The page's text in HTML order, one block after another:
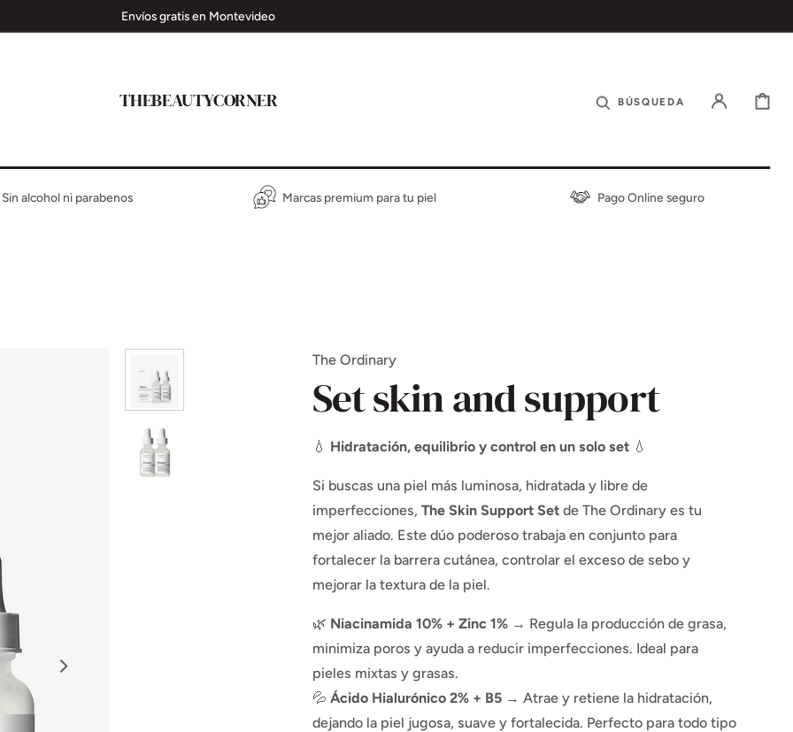
Envíos gratis en Montevideo
THEBEAUTYCORNER BÚSQUEDA CARRITO
Sin alcohol ni parabenos Marcas premium para tu piel Pago Online seguro
The Ordinary
Set skin and support
💧 Hidratación, equilibrio y control en un solo set💧
Si buscas una piel más luminosa, hidratada y libre de
imperfecciones, The Skin Support Setde The Ordinary es tu
mejor aliado. Este dúo poderoso trabaja en conjunto para
fortalecer la barrera cutánea, controlar el exceso de sebo y
mejorar la textura de la piel.
🌿 Niacinamida 10% + Zinc 1%→ Regula la producción de grasa,
minimiza poros y ayuda a reducir imperfecciones. Ideal para
pieles mixtas y grasas.
💦 Ácido Hialurónico 2% + B5→ Atrae y retiene la hidratación,
dejando la piel jugosa, suave y fortalecida. Perfecto para todo tipo